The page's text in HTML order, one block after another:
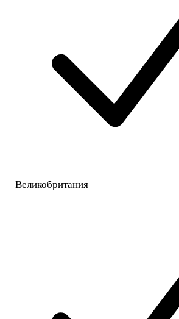
Великобритания